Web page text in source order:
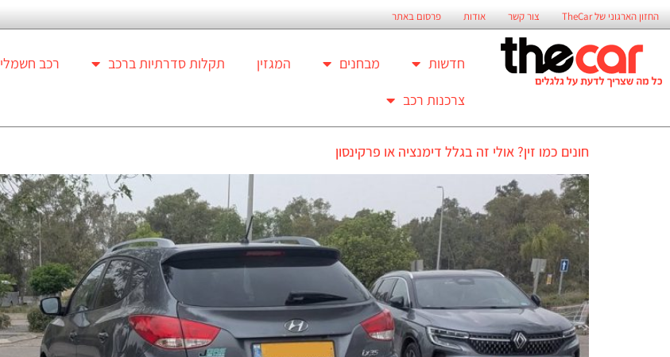
החזון הארגוני של TheCar צור קשר אודות פרסום באתר
חדשות מבחנים המגזין תקלות סדרתיות ברכב רכב חשמלי
צרכנות רכב
חונים כמו זין? אולי זה בגלל דימנציה או פרקינסון